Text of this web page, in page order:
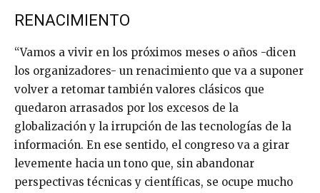
RENACIMIENTO
“Vamos a vivir en los próximos meses o años -dicen
los organizadores- un renacimiento que va a suponer
volver a retomar también valores clásicos que
quedaron arrasados por los excesos de la
globalización y la irrupción de las tecnologías de la
información. En ese sentido, el congreso va a girar
levemente hacia un tono que, sin abandonar
perspectivas técnicas y científicas, se ocupe mucho